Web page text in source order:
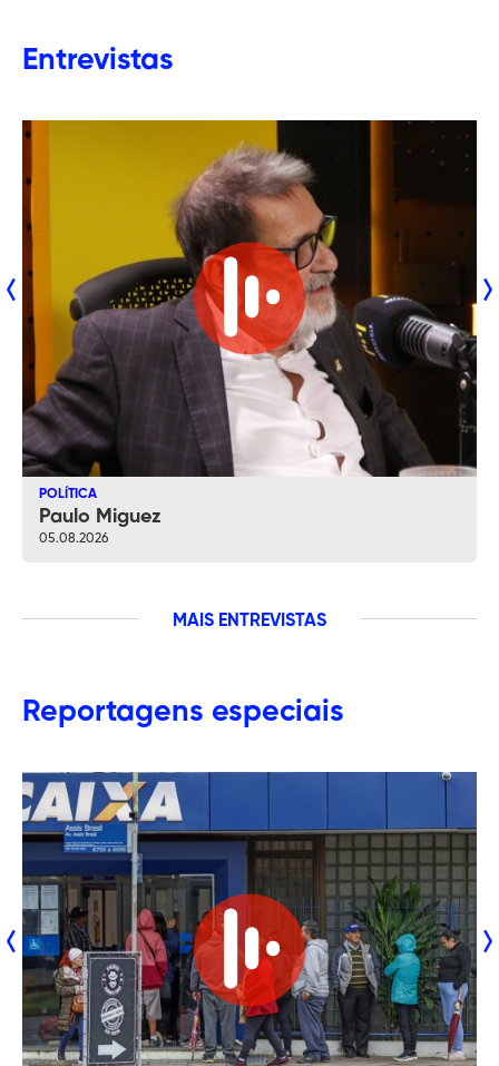
Entrevistas
POLÍTICA
Paulo Miguez
05.08.2026
MAIS ENTREVISTAS
Reportagens especiais